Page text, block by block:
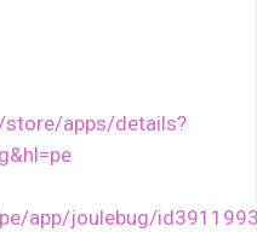
apps/details?
app/joulebug/